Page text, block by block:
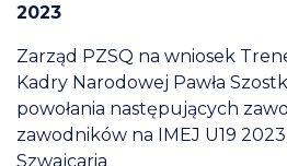
2023
Zarząd PZSQ na wniosek
Kadry Narodowej Pawła
powołania następujących
zawodników na IMEJ U19
Szwajcaria